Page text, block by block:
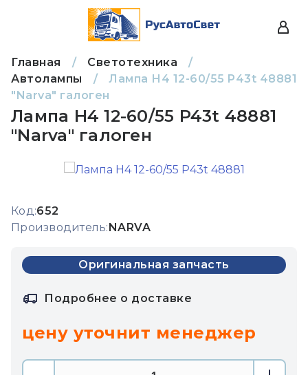
Главная / Светотехника
/
Автолампы
/
Лампа Н4 12-60/55 P43t 48881
"Narva" галоген
Лампа Н4 12-60/55 P43t 48881
"Narva" галоген
Код:652
Производитель:NARVA
Оригинальная запчасть
Подробнее о доставке
цену уточнит менеджер